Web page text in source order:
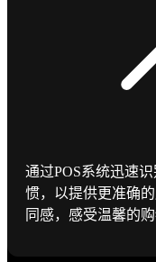
通过POS系统迅速
惯，以提供更准确
同感，感受温馨的购